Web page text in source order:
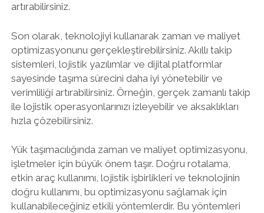
artırabilirsiniz.
Son olarak, teknolojiyi kullanarak zaman ve maliyet
optimizasyonunu gerçekleştirebilirsiniz. Akıllı takip
sistemleri, lojistik yazılımlar ve dijital platformlar
sayesinde taşıma sürecini daha iyi yönetebilir ve
verimliliği artırabilirsiniz. Örneğin, gerçek zamanlı takip
ile lojistik operasyonlarınızı izleyebilir ve aksaklıkları
hızla çözebilirsiniz.
Yük taşımacılığında zaman ve maliyet optimizasyonu,
işletmeler için büyük önem taşır. Doğru rotalama,
etkin araç kullanımı, lojistik işbirlikleri ve teknolojinin
doğru kullanımı, bu optimizasyonu sağlamak için
kullanabileceğiniz etkili yöntemlerdir. Bu yöntemleri